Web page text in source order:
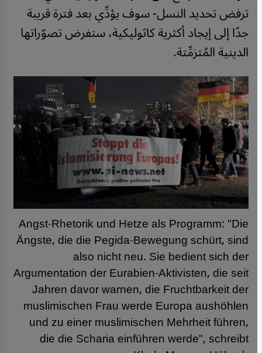
ترفض تحديد النسل- سوف يؤدِّي بعد فترة قريبة
جدًا إلى إيجاد أكثرية كاثوليكية، ستفرض تصوّراتها
الدينية المُتزمِّتة.
Angst-Rhetorik und Hetze als Programm: "Die
Ängste, die die Pegida-Bewegung schürt, sind
also nicht neu. Sie bedient sich der
Argumentation der Eurabien-Aktivisten, die seit
Jahren davor warnen, die Fruchtbarkeit der
muslimischen Frau werde Europa aushöhlen
und zu einer muslimischen Mehrheit führen,
die die Scharia einführen werde", schreibt